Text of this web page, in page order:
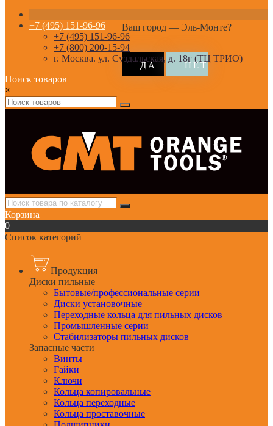
Ваш город — Эль-Монте?
+7 (495) 151-96-96
+7 (495) 151-96-96
+7 (800) 200-15-94
г. Москва. ул. Суздальская, д. 18г (ТЦ ТРИО)
Поиск товаров
×
Корзина
0
Список категорий
Продукция
Диски пильные
Бытовые/профессиональные серии
Диски установочные
Переходные кольца для пильных дисков
Промышленные серии
Стабилизаторы пильных дисков
Запасные части
Винты
Гайки
Ключи
Кольца копировальные
Кольца переходные
Кольца проставочные